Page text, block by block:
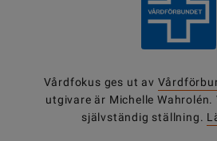
Vårdfokus ges ut av
utgivare är Michelle
självständig ställning.